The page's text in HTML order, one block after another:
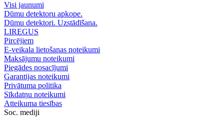
Visi jaunumi
Dūmu detektoru apkope.
Dūmu detektori. Uzstādīšana.
LIREGUS
Pircējiem
E-veikala lietošanas noteikumi
Maksājumu noteikumi
Piegādes nosacījumi
Garantijas noteikumi
Privātuma politika
Sīkdatņu noteikumi
Atteikuma tiesības
Soc. mediji